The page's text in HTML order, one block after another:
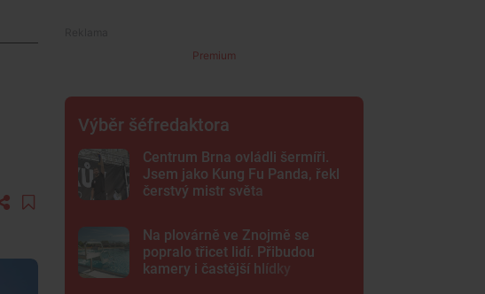
Premium
Výběr šéfredaktora
Centrum Brna ovládli šermíři.
Jsem jako Kung Fu Panda, řekl
čerstvý mistr světa
Na plovárně ve Znojmě se
popralo třicet lidí. Přibudou
kamery i častější hlídky